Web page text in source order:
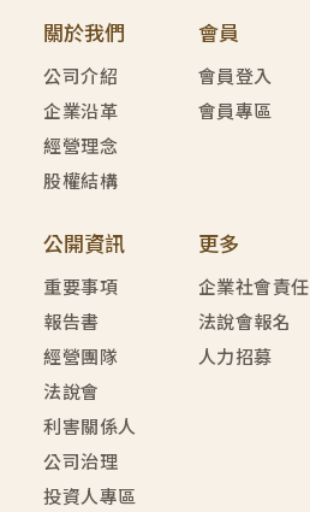
關於我們
公司介紹
企業沿革
經營理念
股權結構
會員
會員登入
會員專區
公開資訊
重要事項
報告書
經營團隊
法說會
利害關係人
公司治理
投資人專區
更多
企業社會責任
法說會報名
人力招募